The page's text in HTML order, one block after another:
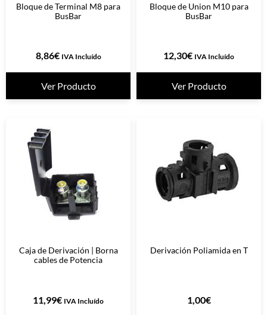
Bloque de Terminal M8 para
BusBar
8,86€ IVA Incluído
Ver Producto
Bloque de Union M10 para
BusBar
12,30€ IVA Incluído
Ver Producto
Caja de Derivación | Borna
cables de Potencia
11,99€ IVA Incluído
Derivación Poliamida en T
1,00€